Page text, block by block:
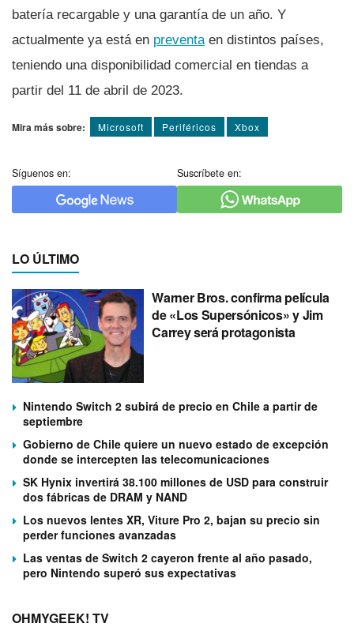
batería recargable y una garantía de un año. Y
actualmente ya está en preventa en distintos países,
teniendo una disponibilidad comercial en tiendas a
partir del 11 de abril de 2023.
Mira más sobre: Microsoft Periféricos Xbox
Síguenos en: Suscríbete en:
LO ÚLTIMO
Warner Bros. confirma película
de «Los Supersónicos» y Jim
Carrey será protagonista
Nintendo Switch 2 subirá de precio en Chile a partir de
septiembre
Gobierno de Chile quiere un nuevo estado de excepción
donde se intercepten las telecomunicaciones
SK Hynix invertirá 38.100 millones de USD para construir
dos fábricas de DRAM y NAND
Los nuevos lentes XR, Viture Pro 2, bajan su precio sin
perder funciones avanzadas
Las ventas de Switch 2 cayeron frente al año pasado,
pero Nintendo superó sus expectativas
OHMYGEEK! TV